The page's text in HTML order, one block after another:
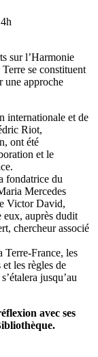
sur l’Harmonie
se constituent
une approche
internationale et de
Riot,
ont été
et le
fondatrice du
Mercedes
Victor David,
eux, auprès dudit
chercheur associé
Terre-France, les
les règles de
jusqu’au
avec ses